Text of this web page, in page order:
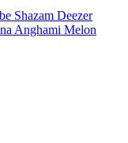
Shazam Deezer
Anghami Melon